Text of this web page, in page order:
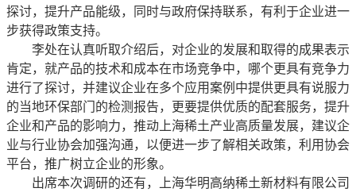
探讨，提升产品能级，同时与政府保持联系，有利于企业进一
步获得政策支持。
李处在认真听取介绍后，对企业的发展和取得的成果表示
肯定，就产品的技术和成本在市场竞争中，哪个更具有竞争力
进行了探讨，并建议企业在多个应用案例中提供更具有说服力
的当地环保部门的检测报告，更要提供优质的配套服务，提升
企业和产品的影响力，推动上海稀土产业高质量发展，建议企
业与行业协会加强沟通，以便进一步了解相关政策，利用协会
平台，推广树立企业的形象。
出席本次调研的还有，上海华明高纳稀土新材料有限公司